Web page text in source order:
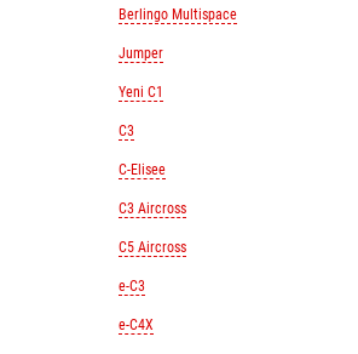
Berlingo Multispace
Jumper
Yeni C1
C3
C-Elisee
C3 Aircross
C5 Aircross
e-C3
e-C4X